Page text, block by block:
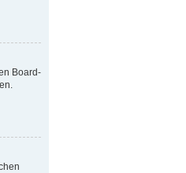
Board-